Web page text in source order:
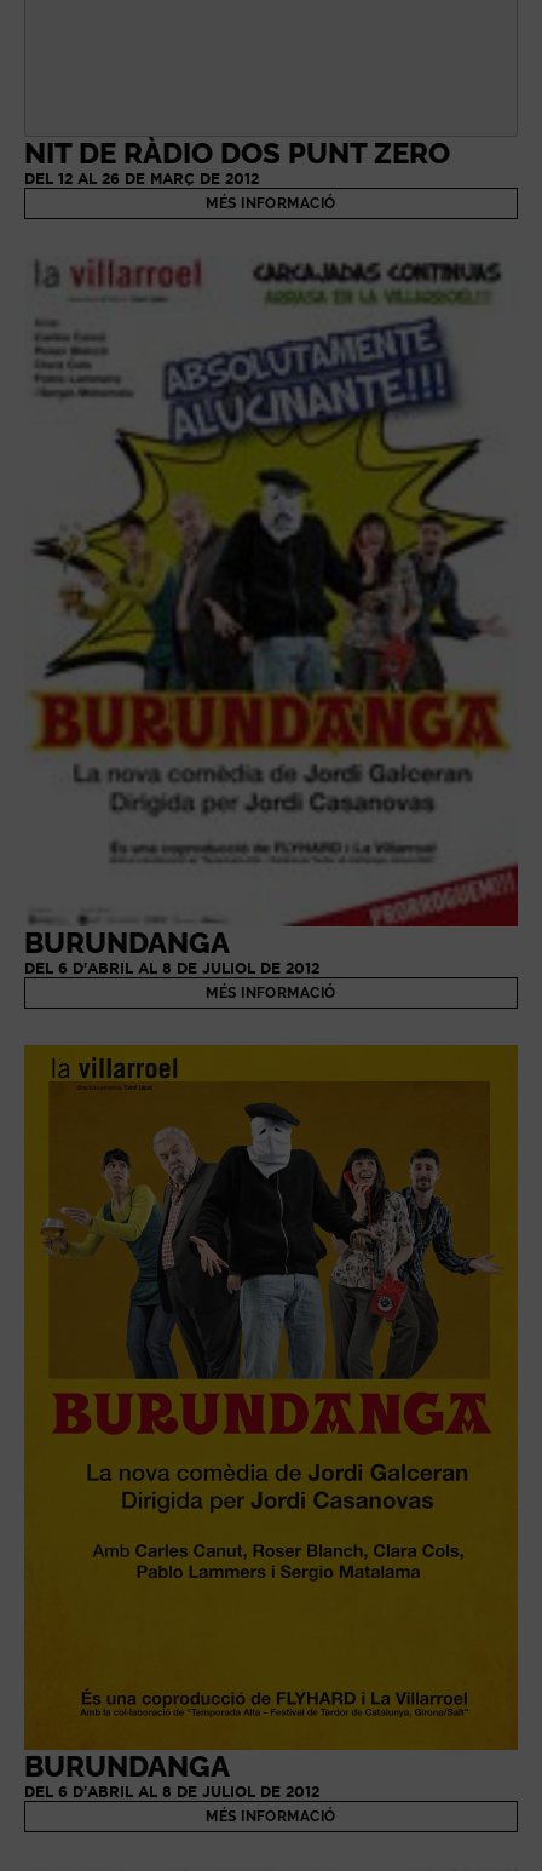
NIT DE RÀDIO DOS PUNT ZERO
DEL 12 AL 26 DE MARÇ DE 2012
MÉS INFORMACIÓ
BURUNDANGA
DEL 6 D'ABRIL AL 8 DE JULIOL DE 2012
MÉS INFORMACIÓ
BURUNDANGA
DEL 6 D'ABRIL AL 8 DE JULIOL DE 2012
MÉS INFORMACIÓ